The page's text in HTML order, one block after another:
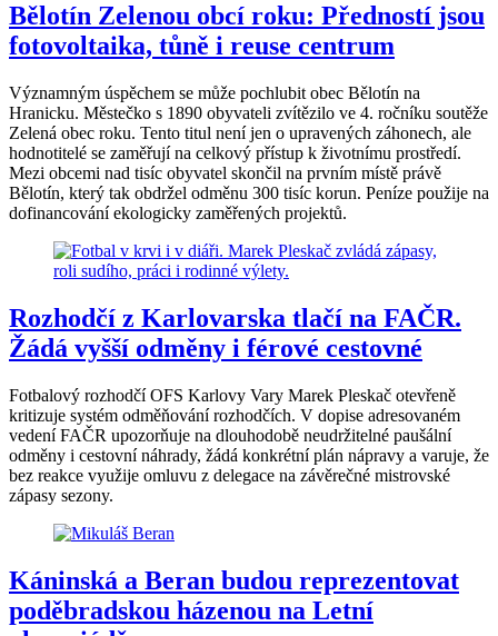
Bělotín Zelenou obcí roku: Předností jsou
fotovoltaika, tůně i reuse centrum
Významným úspěchem se může pochlubit obec Bělotín na
Hranicku. Městečko s 1890 obyvateli zvítězilo ve 4. ročníku soutěže
Zelená obec roku. Tento titul není jen o upravených záhonech, ale
hodnotitelé se zaměřují na celkový přístup k životnímu prostředí.
Mezi obcemi nad tisíc obyvatel skončil na prvním místě právě
Bělotín, který tak obdržel odměnu 300 tisíc korun. Peníze použije na
dofinancování ekologicky zaměřených projektů.
Rozhodčí z Karlovarska tlačí na FAČR.
Žádá vyšší odměny i férové cestovné
Fotbalový rozhodčí OFS Karlovy Vary Marek Pleskač otevřeně
kritizuje systém odměňování rozhodčích. V dopise adresovaném
vedení FAČR upozorňuje na dlouhodobě neudržitelné paušální
odměny i cestovní náhrady, žádá konkrétní plán nápravy a varuje, že
bez reakce využije omluvu z delegace na závěrečné mistrovské
zápasy sezony.
Káninská a Beran budou reprezentovat
poděbradskou házenou na Letní